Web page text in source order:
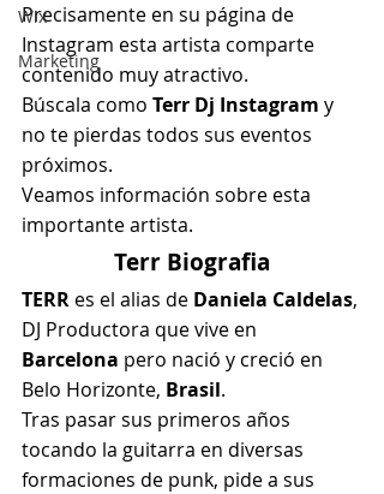
Wix
Marketing
Precisamente en su página de
Instagram esta artista comparte
contenido muy atractivo.
Búscala como Terr Dj Instagram y
no te pierdas todos sus eventos
próximos.
Veamos información sobre esta
importante artista.
Terr Biografia
TERR es el alias de Daniela Caldelas,
DJ Productora que vive en
Barcelona pero nació y creció en
Belo Horizonte, Brasil.
Tras pasar sus primeros años
tocando la guitarra en diversas
formaciones de punk, pide a sus